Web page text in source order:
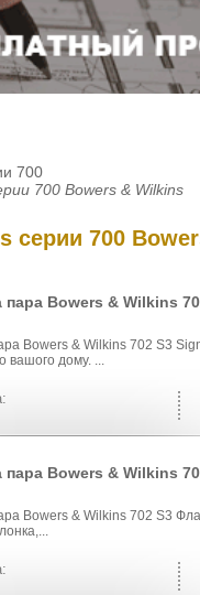
700
700 Bowers & Wilkins
серии 700
пара Bowers & Wilkins
Bowers & Wilkins 702 S3
вашого дому. ...
пара Bowers & Wilkins
Bowers & Wilkins 702 S3